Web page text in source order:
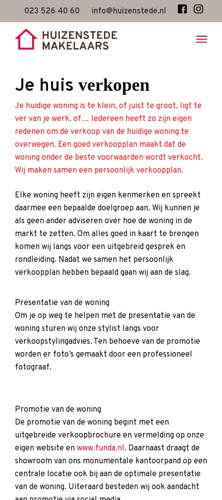
content
023 526 40 60 info@huizenstede.nl
Je huis verkopen
Je huidige woning is te klein, of juist te groot, ligt te
ver van je werk, of… Iedereen heeft zo zijn eigen
redenen om de verkoop van de huidige woning te
overwegen. Een goed verkoopplan maakt dat de
woning onder de beste voorwaarden wordt verkocht.
Wij maken samen een persoonlijk verkoopplan.
Elke woning heeft zijn eigen kenmerken en spreekt
daarmee een bepaalde doelgroep aan. Wij kunnen je
als geen ander adviseren over hoe de woning in de
markt te zetten. Om alles goed in kaart te brengen
komen wij langs voor een uitgebreid gesprek en
rondleiding. Nadat we samen het persoonlijk
verkoopplan hebben bepaald gaan wij aan de slag.
Presentatie van de woning
Om je op weg te helpen met de presentatie van de
woning sturen wij onze stylist langs voor
verkoopstylingadvies. Ten behoeve van de promotie
worden er foto’s gemaakt door een professioneel
fotograaf.
Promotie van de woning
De promotie van de woning begint met een
uitgebreide verkoopbrochure en vermelding op onze
eigen website en www.funda.nl. Daarnaast draagt de
showroom van ons monumentale kantoorpand op een
centrale locatie ook bij aan de optimale presentatie
van de woning. Uiteraard besteden wij ook aandacht